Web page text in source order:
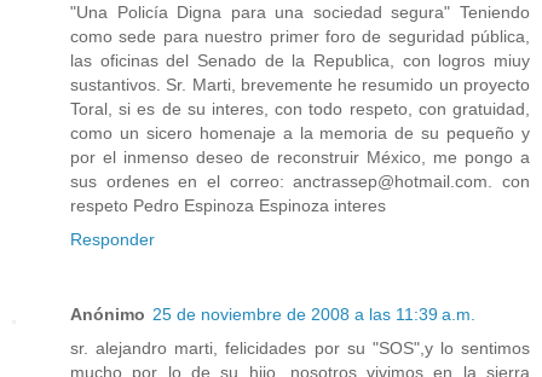
"Una Policía Digna para una sociedad segura" Teniendo
como sede para nuestro primer foro de seguridad pública,
las oficinas del Senado de la Republica, con logros miuy
sustantivos. Sr. Marti, brevemente he resumido un proyecto
Toral, si es de su interes, con todo respeto, con gratuidad,
como un sicero homenaje a la memoria de su pequeño y
por el inmenso deseo de reconstruir México, me pongo a
sus ordenes en el correo: anctrassep@hotmail.com. con
respeto Pedro Espinoza Espinoza interes
Responder
Anónimo 25 de noviembre de 2008 a las 11:39 a.m.
sr. alejandro marti, felicidades por su "SOS",y lo sentimos
mucho por lo de su hijo, nosotros vivimos en la sierra